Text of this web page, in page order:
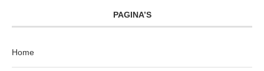
PAGINA’S
Home